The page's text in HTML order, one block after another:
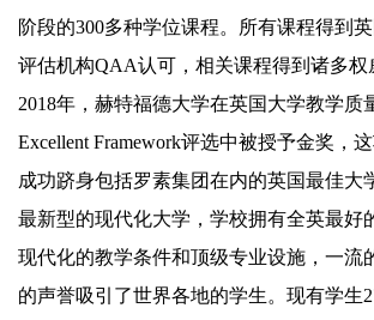
阶段的300多种学位课程。所有课程得到
评估机构QAA认可，相关课程得到诸多权
2018年，赫特福德大学在英国大学教学质
Excellent Framework评选中被授予金奖，
成功跻身包括罗素集团在内的英国最佳大
最新型的现代化大学，学校拥有全英最好
现代化的教学条件和顶级专业设施，一流
的声誉吸引了世界各地的学生。现有学生